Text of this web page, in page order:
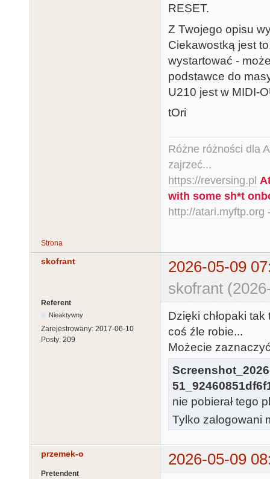
RESET.
Z Twojego opisu
Ciekawostką jest
wystartować -
podstawce do
U210 jest w MIDI-
tOri
Różne różności dla
zajrzeć...
https://reversing.pl
with some sh*t
http://atari.myftp.org
Strona
skofrant
2026-05-09
skofrant
Referent
Nieaktywny
Zarejestrowany: 2017-06-10
Posty: 209
Dzięki chłopaki
coś źle robie...
Możecie
nie pobierał tego
Tylko zalogowani
przemek-o 2026-05-09
Pretendent